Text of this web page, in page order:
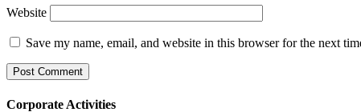
Website
Save my name, email, and website in this browser for the next
Corporate Activities